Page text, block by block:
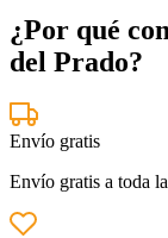
¿Por qué
del Prado?
Envío gratis
Envío gratis a toda